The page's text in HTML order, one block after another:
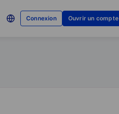
Connexion Ouvrir un compte